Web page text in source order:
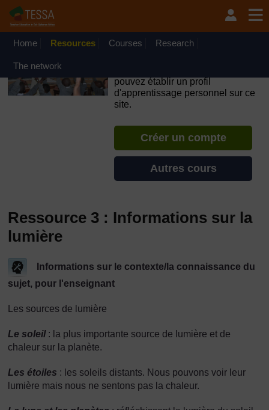
Passer au contenu principal
OpenLearn Create will be unavailable on Wednesday 12
August 2026 from 8am to 10.30am (GMT) due to routine
Home Resources Courses Research
The network
pouvez établir un profil
d'apprentissage personnel sur ce
site.
Créer un compte
Autres cours
Ressource 3 : Informations sur la
lumière
Informations sur le contexte/la connaissance du
sujet, pour l'enseignant
Les sources de lumière
Le soleil: la plus importante source de lumière et de
chaleur sur la planète.
Les étoiles : les soleils distants. Nous pouvons voir leur
lumière mais nous ne sentons pas la chaleur.